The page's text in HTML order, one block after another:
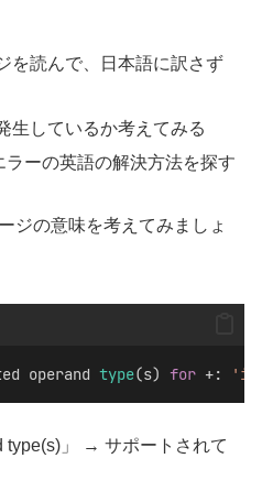
を読んで、日本語に訳さず
生しているか考えてみる
ーの英語の解決方法を探す
ジの意味を考えてみましょ
operand type(s) for +:
type(s)」 → サポートされて